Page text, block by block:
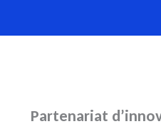
au
Partenariat